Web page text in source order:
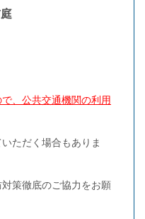
、公共交通機関の利用
ただく場合もありま
策徹底のご協力をお願